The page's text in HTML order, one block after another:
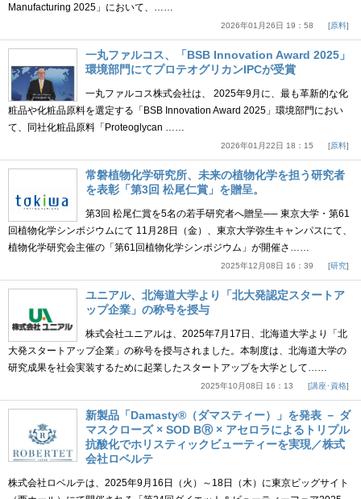
Manufacturing 2025」において、……
2026年01月26日 19：58 原料
一丸ファルコス、「BSB Innovation Award 2025」
環境部門にてプロテオグリカンIPCが受賞
一丸ファルコス株式会社は、 2025年9月に、最も革新的な化
粧品や化粧品原料を選定する「BSB Innovation Award 2025」環境部門におい
て、同社化粧品原料「Proteoglycan ……
2026年01月22日 18：15 原料
常磐植物化学研究所、未来の植物化学を担う研究者
を表彰「第3回 松尾仁賞」を贈呈。
第3回 松尾仁賞を5名の若手研究者へ贈呈── 東京大学・第61
回植物化学シンポジウムにて 11月28日（金）、東京大学弥生キャンパスにて、
植物化学研究会主催の「第61回植物化学シンポジウム」が開催さ……
2025年12月08日 16：39 研究
ユニアル、北海道大学より「北大発認定スタートア
ップ企業」の称号を授与
株式会社ユニアルは、2025年7月17日、北海道大学より「北
大発スタートアップ企業」の称号を授与されました。本制度は、北海道大学の
研究成果を社会実装するために起業したスタートアップを大学として……
2025年10月08日 16：13 講座･資格
新製品「Damasty®（ダマスティー）」を発表 － ダ
マスクローズ × SOD BⓇ × アセロラによるトリプル
抗酸化でホリスティックビューティーを実現／株式
会社ロベルテ
株式会社ロベルテは、2025年9月16日（火）～18日（木）に東京ビッグサイト